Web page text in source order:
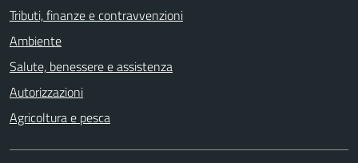
Tributi, finanze e contravvenzioni
Ambiente
Salute, benessere e assistenza
Autorizzazioni
Agricoltura e pesca